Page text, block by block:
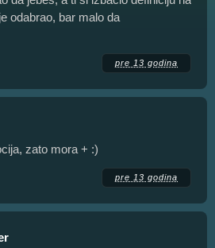
odabrao, bar malo da
pre 13 godina
zato mora + :)
pre 13 godina